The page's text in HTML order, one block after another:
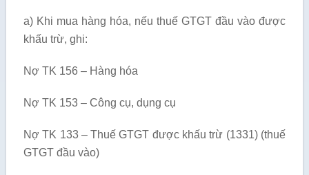
a) Khi mua hàng hóa, nếu thuế GTGT đầu vào được
khấu trừ, ghi:
Nợ TK 156 – Hàng hóa
Nợ TK 153 – Công cụ, dụng cụ
Nợ TK 133 – Thuế GTGT được khấu trừ (1331) (thuế
GTGT đầu vào)